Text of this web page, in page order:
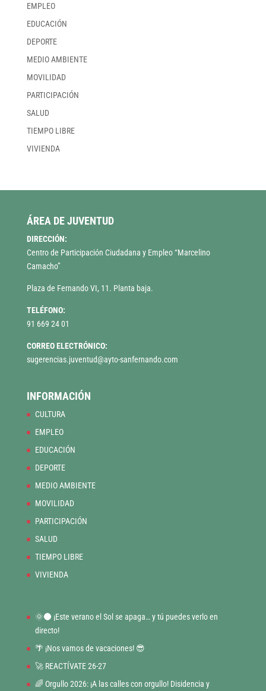
EMPLEO
EDUCACIÓN
DEPORTE
MEDIO AMBIENTE
MOVILIDAD
PARTICIPACIÓN
SALUD
TIEMPO LIBRE
VIVIENDA
ÁREA DE JUVENTUD
DIRECCIÓN:
Centro de Participación Ciudadana y Empleo “Marcelino
Camacho”
Plaza de Fernando VI, 11. Planta baja.
TELÉFONO:
91 669 24 01
CORREO ELECTRÓNICO:
sugerencias.juventud@ayto-sanfernando.com
INFORMACIÓN
CULTURA
EMPLEO
EDUCACIÓN
DEPORTE
MEDIO AMBIENTE
MOVILIDAD
PARTICIPACIÓN
SALUD
TIEMPO LIBRE
VIVIENDA
🌞🌑 ¡Este verano el Sol se apaga… y tú puedes verlo en
directo!
🌴 ¡Nos vamos de vacaciones! 😎
🚀 REACTÍVATE 26-27
🌈 Orgullo 2026: ¡A las calles con orgullo! Disidencia y